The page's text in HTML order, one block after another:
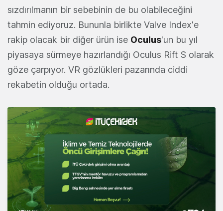
sızdırılmanın bir sebebinin de bu olabileceğini
tahmin ediyoruz. Bununla birlikte Valve Index'e
rakip olacak bir diğer ürün ise Oculus'un bu yıl
piyasaya sürmeye hazırlandığı Oculus Rift S olarak
göze çarpıyor. VR gözlükleri pazarında ciddi
rekabetin olduğu ortada.